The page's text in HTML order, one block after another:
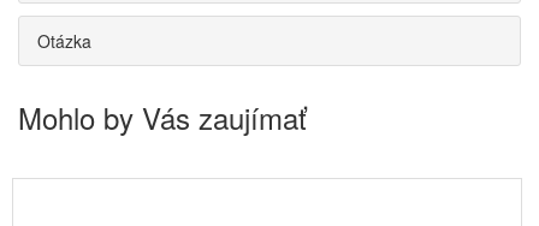
Otázka
Mohlo by Vás zaujímať